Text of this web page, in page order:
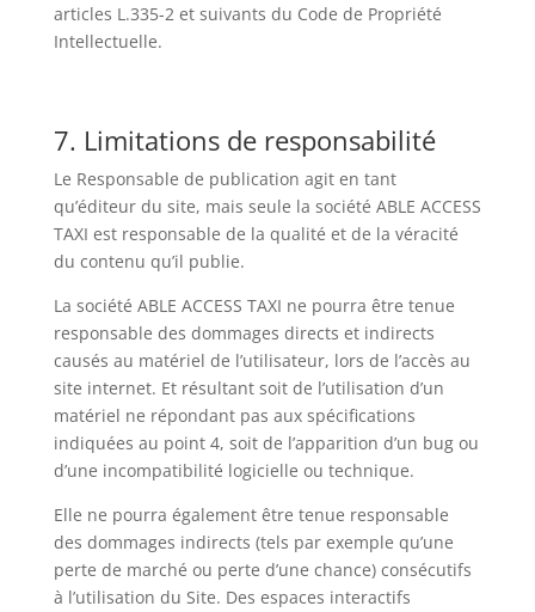
articles L.335-2 et suivants du Code de Propriété
Intellectuelle.
7. Limitations de responsabilité
Le Responsable de publication agit en tant
qu’éditeur du site, mais seule la société ABLE ACCESS
TAXI est responsable de la qualité et de la véracité
du contenu qu’il publie.
La société ABLE ACCESS TAXI ne pourra être tenue
responsable des dommages directs et indirects
causés au matériel de l’utilisateur, lors de l’accès au
site internet. Et résultant soit de l’utilisation d’un
matériel ne répondant pas aux spécifications
indiquées au point 4, soit de l’apparition d’un bug ou
d’une incompatibilité logicielle ou technique.
Elle ne pourra également être tenue responsable
des dommages indirects (tels par exemple qu’une
perte de marché ou perte d’une chance) consécutifs
à l’utilisation du Site. Des espaces interactifs